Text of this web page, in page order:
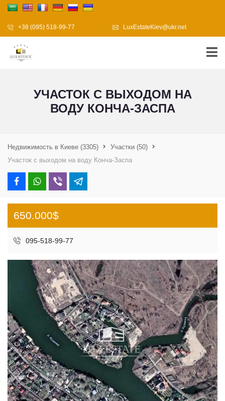
+38 (095) 518-99-77 LuxEstateKiev@ukr.net
УЧАСТОК С ВЫХОДОМ НА
ВОДУ КОНЧА-ЗАСПА
Недвижимость в Киеве (3305) Участки (50)
Участок с выходом на воду Конча-Заспа
650.000$
095-518-99-77